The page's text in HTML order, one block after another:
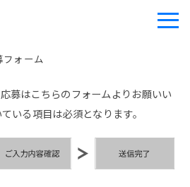
ォーム
募はこちらのフォームよりお願いい
いる項目は必須となります。